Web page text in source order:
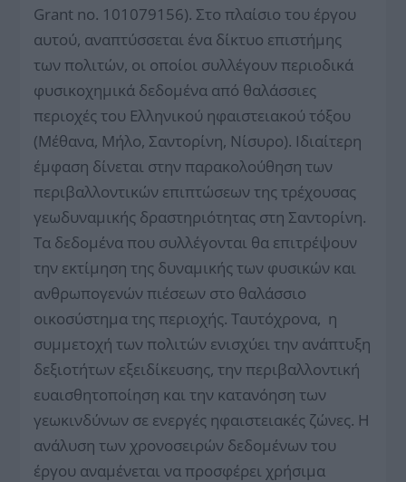
Grant no. 101079156). Στο πλαίσιο του έργου
αυτού, αναπτύσσεται ένα δίκτυο επιστήμης
των πολιτών, οι οποίοι συλλέγουν περιοδικά
φυσικοχημικά δεδομένα από θαλάσσιες
περιοχές του Ελληνικού ηφαιστειακού τόξου
(Μέθανα, Μήλο, Σαντορίνη, Νίσυρο). Ιδιαίτερη
έμφαση δίνεται στην παρακολούθηση των
περιβαλλοντικών επιπτώσεων της τρέχουσας
γεωδυναμικής δραστηριότητας στη Σαντορίνη.
Τα δεδομένα που συλλέγονται θα επιτρέψουν
την εκτίμηση της δυναμικής των φυσικών και
ανθρωπογενών πιέσεων στο θαλάσσιο
οικοσύστημα της περιοχής. Ταυτόχρονα, η
συμμετοχή των πολιτών ενισχύει την ανάπτυξη
δεξιοτήτων εξειδίκευσης, την περιβαλλοντική
ευαισθητοποίηση και την κατανόηση των
γεωκινδύνων σε ενεργές ηφαιστειακές ζώνες. Η
ανάλυση των χρονοσειρών δεδομένων του
έργου αναμένεται να προσφέρει χρήσιμα